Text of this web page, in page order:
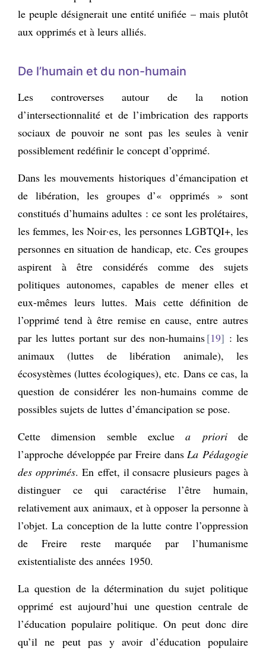
le peuple désignerait une entité unifiée – mais plutôt
aux opprimés et à leurs alliés.
De l’humain et du non-humain
Les controverses autour de la notion
d’intersectionnalité et de l’imbrication des rapports
sociaux de pouvoir ne sont pas les seules à venir
possiblement redéfinir le concept d’opprimé.
Dans les mouvements historiques d’émancipation et
de libération, les groupes d’« opprimés » sont
constitués d’humains adultes : ce sont les prolétaires,
les femmes, les Noir·es, les personnes LGBTQI+, les
personnes en situation de handicap, etc. Ces groupes
aspirent à être considérés comme des sujets
politiques autonomes, capables de mener elles et
eux-mêmes leurs luttes. Mais cette définition de
l’opprimé tend à être remise en cause, entre autres
par les luttes portant sur des non-humains 19
: les
animaux (luttes de libération animale), les
écosystèmes (luttes écologiques), etc. Dans ce cas, la
question de considérer les non-humains comme de
possibles sujets de luttes d’émancipation se pose.
Cette dimension semble excluea prioride
l’approche développée par Freire dans La Pédagogie
des opprimés. En effet, il consacre plusieurs pages à
distinguer ce qui caractérise l’être humain,
relativement aux animaux, et à opposer la personne à
l’objet. La conception de la lutte contre l’oppression
de Freire reste marquée par l’humanisme
existentialiste des années 1950.
La question de la détermination du sujet politique
opprimé est aujourd’hui une question centrale de
l’éducation populaire politique. On peut donc dire
qu’il ne peut pas y avoir d’éducation populaire